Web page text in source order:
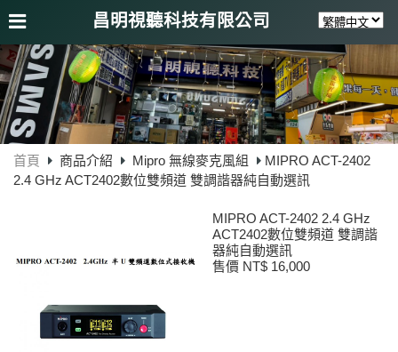
昌明視聽科技有限公司
首頁 商品介紹 Mipro 無線麥克風組
MIPRO ACT-2402
2.4 GHz ACT2402數位雙頻道 雙調諧器純自動選訊
MIPRO ACT-2402 2.4 GHz
ACT2402數位雙頻道 雙調諧
器純自動選訊
售價 NT$ 16,000